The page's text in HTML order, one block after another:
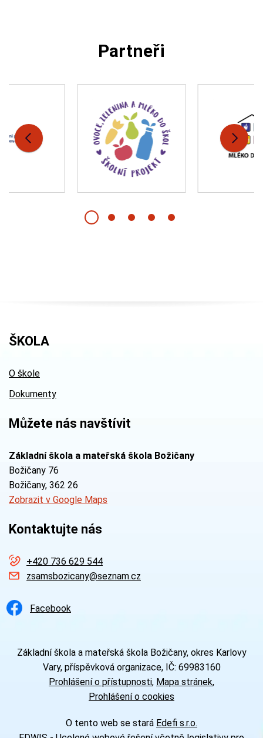
Partneři
ŠKOLA
O škole
Dokumenty
Můžete nás navštívit
Základní škola a mateřská škola Božičany
Božičany 76
Božičany, 362 26
Zobrazit v Google Maps
Kontaktujte nás
+420 736 629 544
zsamsbozicany@seznam.cz
Facebook
Základní škola a mateřská škola Božičany, okres Karlovy
Vary, příspěvková organizace, IČ: 69983160
Prohlášení o přístupnosti Mapa stránek
Prohlášení o cookies
O tento web se stará Edefi s.r.o.